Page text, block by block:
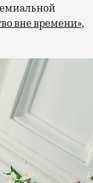
вне времени»,